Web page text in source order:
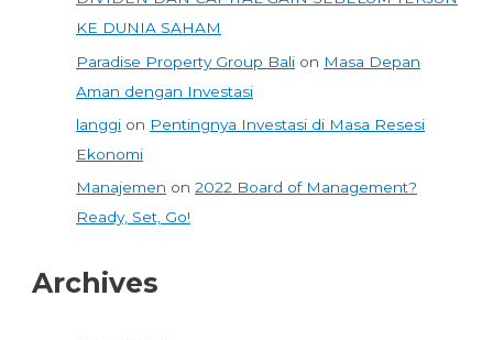
KE DUNIA SAHAM
Paradise Property Group Bali on Masa Depan
Aman dengan Investasi
langgi on Pentingnya Investasi di Masa Resesi
Ekonomi
Manajemen on2022 Board of Management?
Ready, Set, Go!
Archives